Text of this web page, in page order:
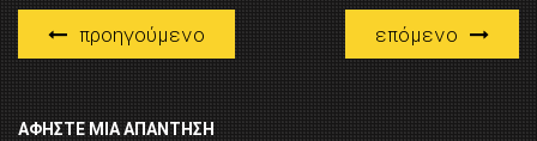
προηγούμενο επόμενο
ΑΦΉΣΤΕ ΜΙΑ ΑΠΆΝΤΗΣΗ